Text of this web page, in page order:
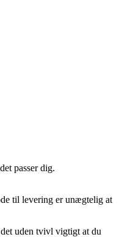
passer dig.
til levering er unægtelig at
uden tvivl vigtigt at du